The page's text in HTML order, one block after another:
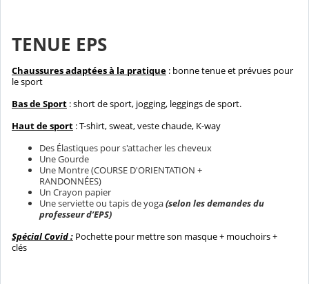
TENUE EPS
Chaussures adaptées à la pratique : bonne tenue et prévues pour
le sport
Bas de Sport : short de sport, jogging, leggings de sport.
Haut de sport : T-shirt, sweat, veste chaude, K-way
Des Élastiques pour s'attacher les cheveux
Une Gourde
Une Montre (COURSE D'ORIENTATION +
RANDONNÉES)
Un Crayon papier
Une serviette ou tapis de yoga(selon les demandes du
professeur d’EPS)
Spécial Covid : Pochette pour mettre son masque + mouchoirs +
clés